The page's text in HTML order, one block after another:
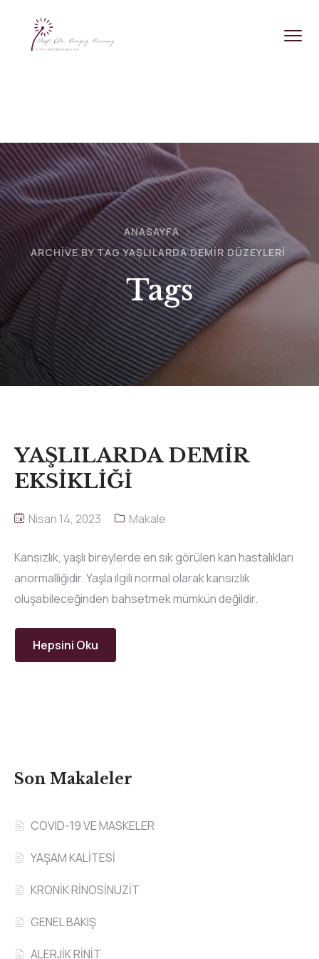
ANASAYFA
ARCHIVE BY TAG YAŞLILARDA DEMIR DÜZEYLERI
Tags
YAŞLILARDA DEMİR
EKSİKLİĞİ
Nisan 14, 2023 Makale
Kansızlık, yaşlı bireylerde en sık görülen kan hastalıkları
anormalliğidir. Yaşla ilgili normal olarak kansızlık
oluşabileceğinden bahsetmek mümkün değildir.
Hepsini Oku
Son Makaleler
COVID-19 VE MASKELER
YAŞAM KALİTESİ
KRONİK RİNOSİNUZİT
GENEL BAKIŞ
ALERJİK RİNİT